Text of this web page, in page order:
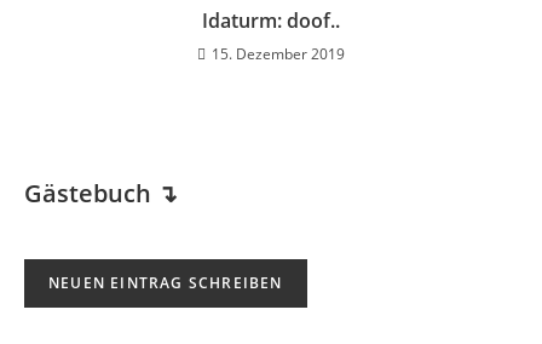
Idaturm: doof..
15. Dezember 2019
Gästebuch ↴